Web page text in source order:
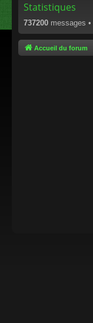
Statistiques
737200 messages •
Accueil du forum